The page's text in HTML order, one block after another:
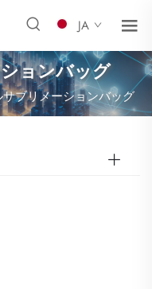
JA
ョンバッグ
ブリメーションバッグ